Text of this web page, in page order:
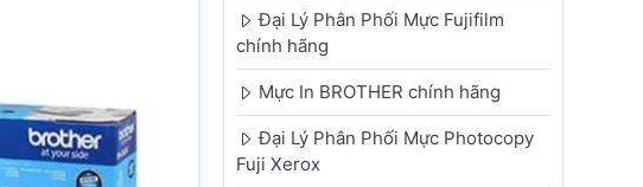
Đại Lý Phân Phối Mực Fujifilm
chính hãng
Mực In BROTHER chính hãng
Đại Lý Phân Phối Mực Photocopy
Fuji Xerox